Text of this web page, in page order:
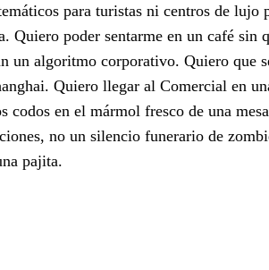
para turistas ni centros de
poder sentarme en un café sin
un algoritmo corporativo. Quiero que
Quiero llegar al Comercial en
en el mármol fresco de una
no un silencio funerario de
pajita.